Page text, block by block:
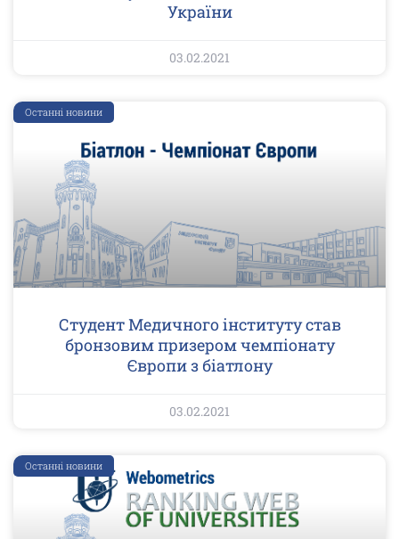
України
03.02.2021
Останні новини
Студент Медичного інституту став
бронзовим призером чемпіонату
Європи з біатлону
03.02.2021
Останні новини